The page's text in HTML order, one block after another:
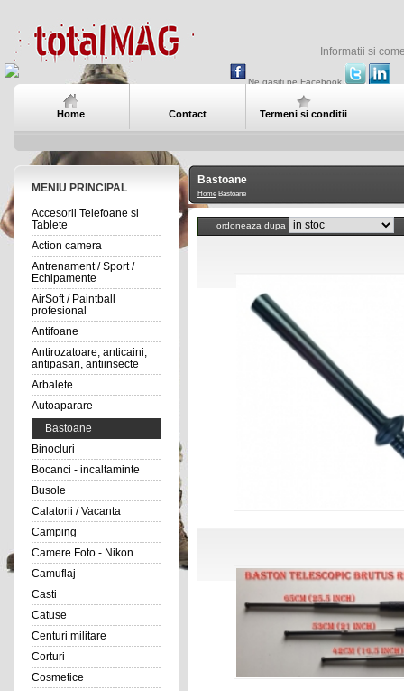
Informatii si
Ne gasiti pe Facebook
Home Contact Termeni si conditii
MENIU PRINCIPAL
Accesorii Telefoane si
Tablete
Action camera
Antrenament / Sport /
Echipamente
AirSoft / Paintball
profesional
Antifoane
Antirozatoare, anticaini,
antipasari, antiinsecte
Arbalete
Autoaparare
Bastoane
Binocluri
Bocanci - incaltaminte
Busole
Calatorii / Vacanta
Camping
Camere Foto - Nikon
Camuflaj
Casti
Catuse
Centuri militare
Corturi
Cosmetice
Bastoane
HomeBastoane
ordoneaza dupa